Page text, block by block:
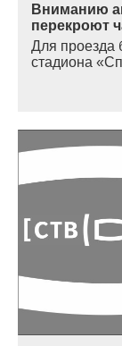
Вниманию
перекроют
Для проезда
стадиона